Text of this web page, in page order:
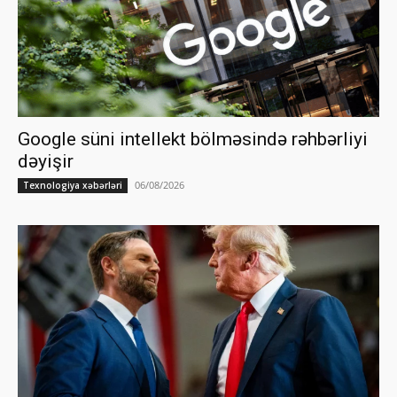
Google süni intellekt bölməsində rəhbərliyi
dəyişir
Texnologiya xəbərləri 06/08/2026